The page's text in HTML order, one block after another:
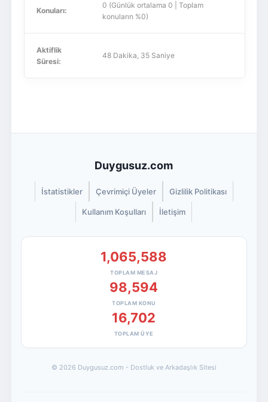
Konuları:
0 (Günlük ortalama 0 | Toplam
konuların %0)
Aktiflik
Süresi:
48 Dakika, 35 Saniye
Duygusuz.com
İstatistikler Çevrimiçi Üyeler Gizlilik Politikası
Kullanım Koşulları İletişim
1,065,588
TOPLAM MESAJ
98,594
TOPLAM KONU
16,702
TOPLAM ÜYE
© 2026 Duygusuz.com - Dostluk ve Arkadaşlık Sitesi